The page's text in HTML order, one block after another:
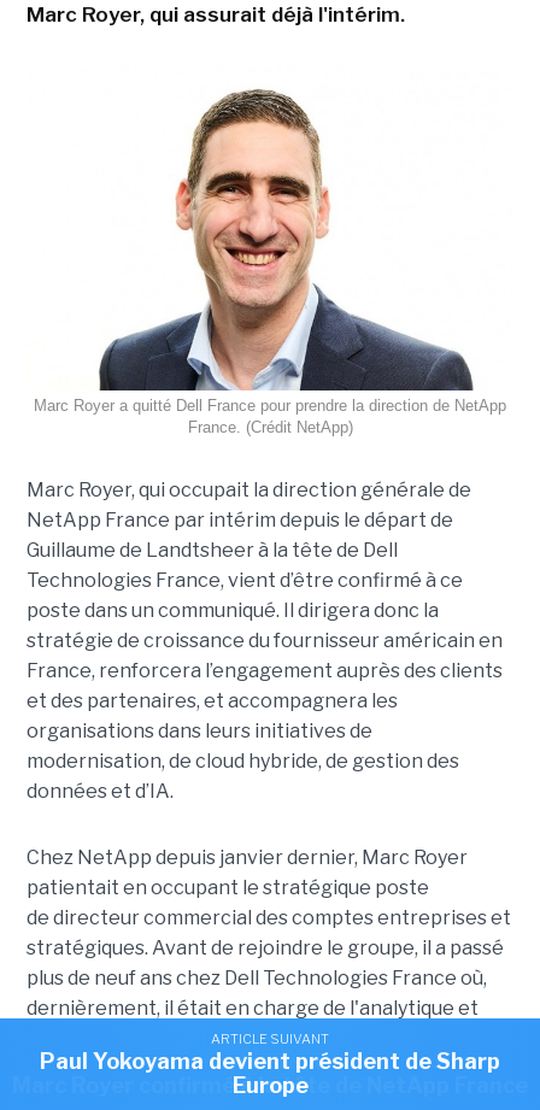
ARTICLE SUIVANT
Romain Passilly prend la direction de Visma
France
ARTICLE SUIVANT
Marc Royer confirmé à la tête de NetApp France
Marc Royer, qui assurait déjà l'intérim.
Marc Royer a quitté Dell France pour prendre la direction de NetApp
France. (Crédit NetApp)
Marc Royer, qui occupait la direction générale de
NetApp France par intérim depuis le départ de
Guillaume de Landtsheer à la tête de Dell
Technologies France, vient d’être confirmé à ce
poste dans un communiqué. Il dirigera donc la
stratégie de croissance du fournisseur américain en
France, renforcera l’engagement auprès des clients
et des partenaires, et accompagnera les
organisations dans leurs initiatives de
modernisation, de cloud hybride, de gestion des
données et d’IA.
Chez NetApp depuis janvier dernier, Marc Royer
patientait en occupant le stratégique poste
de directeur commercial des comptes entreprises et
stratégiques. Avant de rejoindre le groupe, il a passé
plus de neuf ans chez Dell Technologies France où,
dernièrement, il était en charge de l'analytique et
des données non structurées. Ses 25 années
d’expérience l’ont aussi mené à fréquenter d’autres
entreprises technologiques comme EMC et Rise, un
ARTICLE SUIVANT
Paul Yokoyama devient président de Sharp
Europe